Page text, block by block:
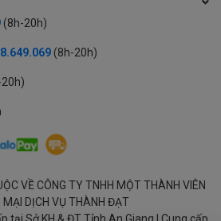
(8h-20h)
(8h-20h)
VỀ CÔNG TY TNHH MỘT THÀNH VIÊN
MẠI DỊCH VỤ THÀNH ĐẠT
tại Sở KH & ĐT Tỉnh An Giang | Cung cấp